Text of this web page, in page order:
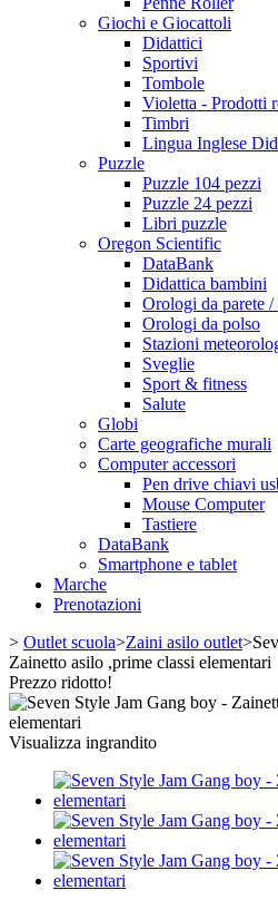
Giochi e Giocattoli
Didattici
Sportivi
Tombole
Violetta - Prodotti
Timbri
Lingua Inglese
Puzzle
Puzzle 104 pezzi
Puzzle 24 pezzi
Libri puzzle
Oregon Scientific
DataBank
Didattica bambini
Orologi da parete
Orologi da polso
Stazioni
Sveglie
Sport & fitness
Salute
Globi
Carte geografiche murali
Computer accessori
Pen drive chiavi
Mouse Computer
Tastiere
DataBank
Smartphone e tablet
Marche
Prenotazioni
> Outlet scuola>Zaini asilo outlet>
Zainetto asilo ,prime classi elementari
Prezzo ridotto!
Visualizza ingrandito